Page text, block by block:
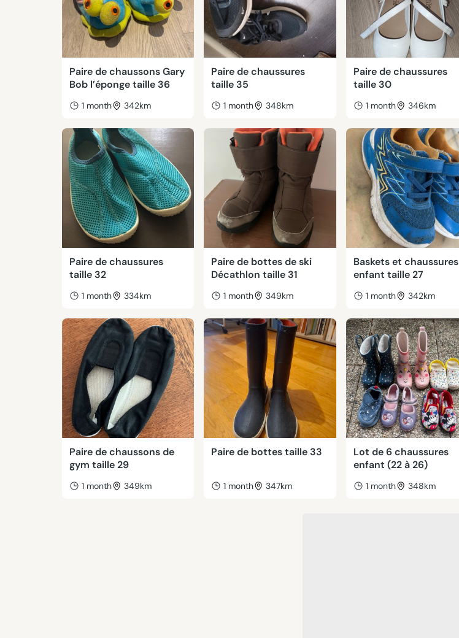
Paire de chaussons Gary
Bob l’éponge taille 36
1 month 342km
Paire de chaussures
taille 35
1 month 348km
Paire de chaussures
taille 30
1 month 346km
Paire de chaussures
taille 32
1 month 334km
Paire de bottes de ski
Décathlon taille 31
1 month 349km
Baskets et chaussures
enfant taille 27
1 month 342km
Paire de chaussons de
gym taille 29
1 month 349km
Paire de bottes taille 33
1 month 347km
Lot de 6 chaussures
enfant (22 à 26)
1 month 348km